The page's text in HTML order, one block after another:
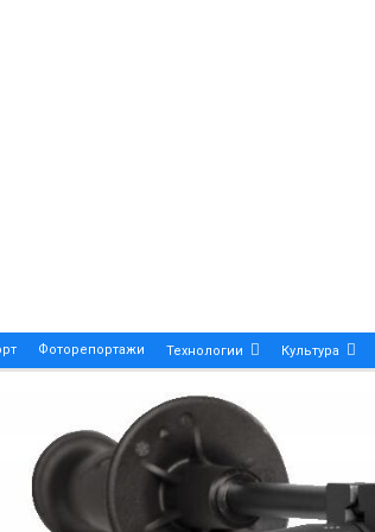
Фоторепортажи Технологии Культура
Calatrava DATE – A True Symbol Of Elegance And Precision